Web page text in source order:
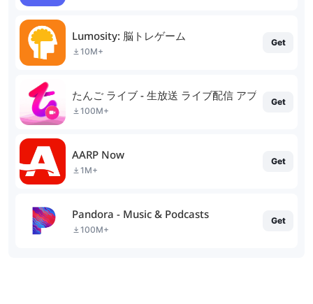
Lumosity: 脳トレゲーム
10M+
Get
たんご ライブ - 生放送 ライブ配信 アプリ
100M+
Get
AARP Now
1M+
Get
Pandora - Music & Podcasts
100M+
Get